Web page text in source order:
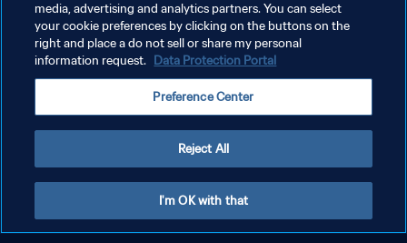
POLÍTICA DE PRIVACIDAD
TÉRMINOS DE SERVICIO
AJUSTAR LA CONFIGURACIÓN DE LAS COOKIES
media, advertising and analytics partners. You can select
your cookie preferences by clicking on the buttons on the
right and place a do not sell or share my personal
information request. Data Protection Portal
Preference Center
Reject All
I'm OK with that